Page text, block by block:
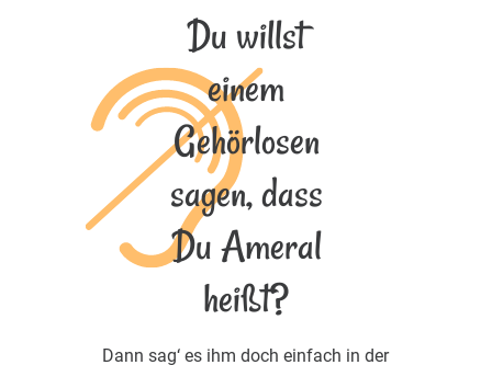
Du willst
einem
Gehörlosen
sagen, dass
Du Ameral
heißt?
Dann sag‘ es ihm doch einfach in der